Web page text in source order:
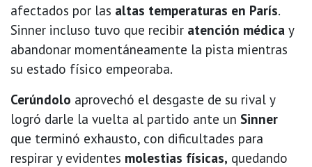
afectados por las altas temperaturas en París.
Sinner incluso tuvo que recibir atención médica y
abandonar momentáneamente la pista mientras
su estado físico empeoraba.
Cerúndolo aprovechó el desgaste de su rival y
logró darle la vuelta al partido ante un Sinner
que terminó exhausto, con dificultades para
respirar y evidentes molestias físicas, quedando